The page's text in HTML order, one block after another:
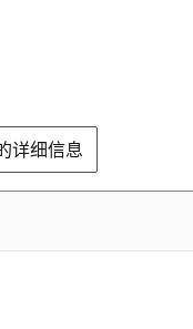
详细信息